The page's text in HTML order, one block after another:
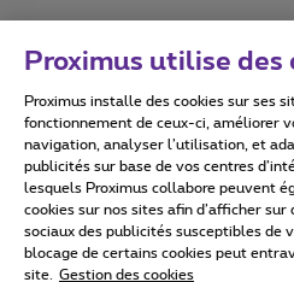
Conditions d'utilisation
Tous droits réservés. © 2026
Conditions générales, info
Proximus utilise des
Proximus installe des cookies sur ses
fonctionnement de ceux-ci, améliorer
navigation, analyser l’utilisation, et
publicités sur base de vos centres
lesquels Proximus collabore peuvent
cookies sur nos sites afin d’afficher
sociaux des publicités susceptibles de
blocage de certains cookies peut
site.
Gestion des cookies